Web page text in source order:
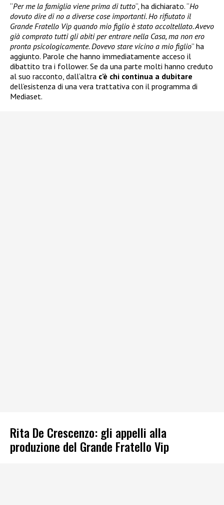
“Per me la famiglia viene prima di tutto“, ha dichiarato. “Ho
dovuto dire di no a diverse cose importanti. Ho rifiutato il
Grande Fratello Vip quando mio figlio è stato accoltellato. Avevo
già comprato tutti gli abiti per entrare nella Casa, ma non ero
pronta psicologicamente. Dovevo stare vicino a mio figlio” ha
aggiunto. Parole che hanno immediatamente acceso il
dibattito tra i follower. Se da una parte molti hanno creduto
al suo racconto, dall’altra c’è chi continua a dubitare
dell’esistenza di una vera trattativa con il programma di
Mediaset.
Rita De Crescenzo: gli appelli alla
produzione del Grande Fratello Vip